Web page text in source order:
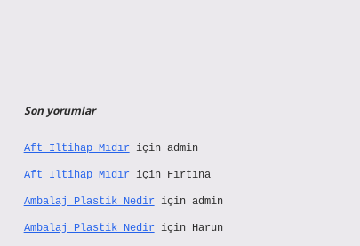
Son yorumlar
Aft Iltihap Mıdır için admin
Aft Iltihap Mıdır için Fırtına
Ambalaj Plastik Nedir için admin
Ambalaj Plastik Nedir için Harun